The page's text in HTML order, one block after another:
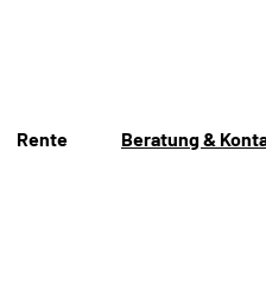
Rente Beratung &